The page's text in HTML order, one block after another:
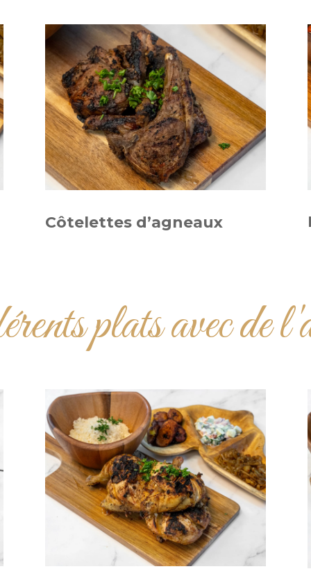
Côtelettes d’agneaux
plats avec de